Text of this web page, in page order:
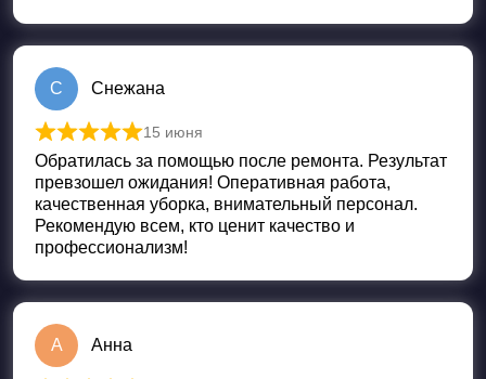
С Снежана
Оценка
15 июня
Обратилась за помощью после ремонта. Результат
превзошел ожидания! Оперативная работа,
качественная уборка, внимательный персонал.
Рекомендую всем, кто ценит качество и
профессионализм!
А Анна